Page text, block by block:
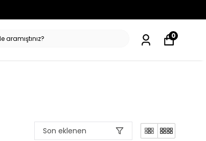
0
Son eklenen